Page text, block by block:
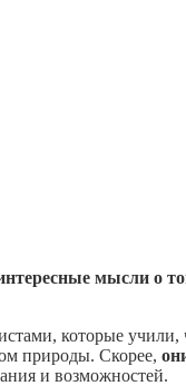
мысли о
которые учили,
природы. Скорее,
и возможностей.